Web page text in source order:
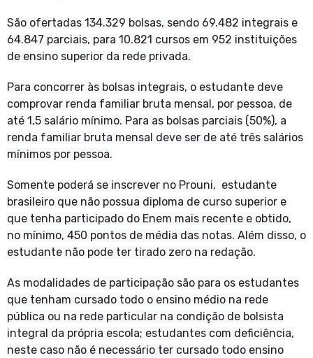
São ofertadas 134.329 bolsas, sendo 69.482 integrais e
64.847 parciais, para 10.821 cursos em 952 instituições
de ensino superior da rede privada.
Para concorrer às bolsas integrais, o estudante deve
comprovar renda familiar bruta mensal, por pessoa, de
até 1,5 salário mínimo. Para as bolsas parciais (50%), a
renda familiar bruta mensal deve ser de até três salários
mínimos por pessoa.
Somente poderá se inscrever no Prouni, estudante
brasileiro que não possua diploma de curso superior e
que tenha participado do Enem mais recente e obtido,
no mínimo, 450 pontos de média das notas. Além disso, o
estudante não pode ter tirado zero na redação.
As modalidades de participação são para os estudantes
que tenham cursado todo o ensino médio na rede
pública ou na rede particular na condição de bolsista
integral da própria escola; estudantes com deficiência,
neste caso não é necessário ter cursado todo ensino